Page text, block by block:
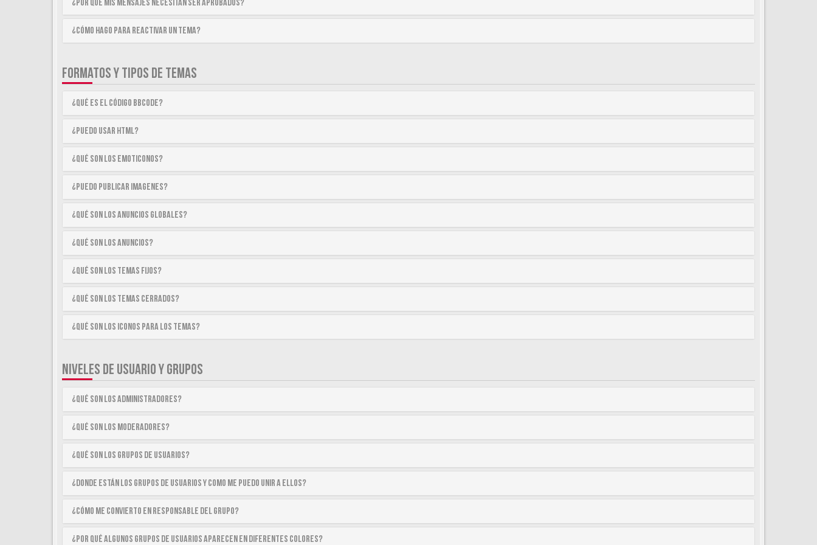
¿Por qué mis mensajes necesitan ser aprobados?
¿Cómo hago para reactivar un tema?
FORMATOS Y TIPOS DE TEMAS
¿Qué es el código BBCode?
¿Puedo usar HTML?
¿Qué son los emoticonos?
¿Puedo publicar imagenes?
¿Qué son los anuncios globales?
¿Qué son los anuncios?
¿Qué son los temas fijos?
¿Qué son los temas cerrados?
¿Qué son los iconos para los temas?
NIVELES DE USUARIO Y GRUPOS
¿Qué son los Administradores?
¿Qué son los Moderadores?
¿Qué son los Grupos de Usuarios?
¿Donde están los Grupos de Usuarios y como me puedo unir a ellos?
¿Cómo me convierto en Responsable del Grupo?
¿Por qué algunos Grupos de Usuarios aparecen en diferentes colores?